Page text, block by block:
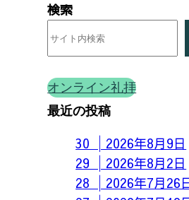
検索
オンライン礼拝
最近の投稿
30 │2026年8月9日
29 │2026年8月2日
28 │2026年7月26